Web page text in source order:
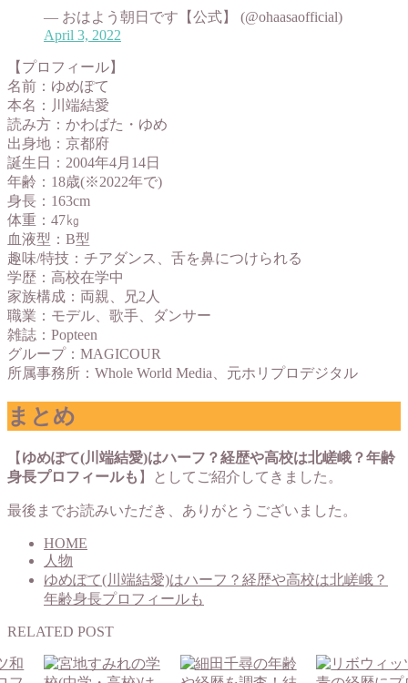
— おはよう朝日です【公式】 (@ohaasaofficial)
April 3, 2022
【プロフィール】
名前：ゆめぽて
本名：川端結愛
読み方：かわばた・ゆめ
出身地：京都府
誕生日：2004年4月14日
年齢：18歳(※2022年で)
身長：163cm
体重：47㎏
血液型：B型
趣味/特技：チアダンス、舌を鼻につけられる
学歴：高校在学中
家族構成：両親、兄2人
職業：モデル、歌手、ダンサー
雑誌：Popteen
グループ：MAGICOUR
所属事務所：Whole World Media、元ホリプロデジタル
まとめ
【 ゆめぽて(川端結愛)はハーフ？経歴や高校は北嵯峨？年齢
身長プロフィールも 】としてご紹介してきました。
最後までお読みいただき、ありがとうございました。
HOME
人物
ゆめぽて(川端結愛)はハーフ？経歴や高校は北嵯峨？
年齢身長プロフィールも
RELATED POST